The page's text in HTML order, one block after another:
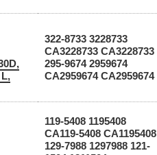
322-8733 3228733
CA3228733 СА3228733
295-9674 2959674
CA2959674 СА2959674
119-5408 1195408
CA119-5408 CA1195408
129-7988 1297988 121-